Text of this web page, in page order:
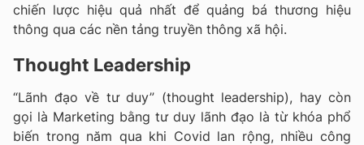
chiến lược hiệu quả nhất để quảng bá thương hiệu
thông qua các nền tảng truyền thông xã hội.
Thought Leadership
“Lãnh đạo về tư duy” (thought leadership), hay còn
gọi là Marketing bằng tư duy lãnh đạo là từ khóa phổ
biến trong năm qua khi Covid lan rộng, nhiều công